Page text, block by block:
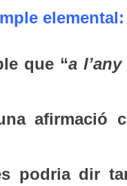
elemental:
que “a
afirmació
podria dir